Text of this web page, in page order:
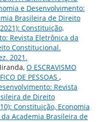
e Desenvolvimento:
Brasileira de Direito
Constituição,
Revista Eletrônica da
Constitucional.
2021.
O ESCRAVISMO
DE PESSOAS ,
Revista
de Direito
Constituição, Economia
Academia Brasileira de